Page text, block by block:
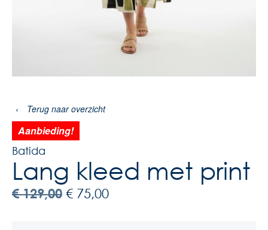
‹ Terug naar overzicht
Aanbieding!
Batida
Lang kleed met print
€129,00 € 75,00